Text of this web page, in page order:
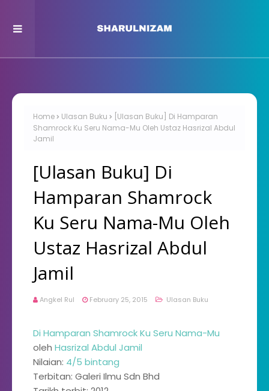
Home Ulasan Buku
[Ulasan Buku] Di Hamparan
Shamrock Ku Seru Nama-Mu Oleh Ustaz Hasrizal Abdul
Jamil
[Ulasan Buku] Di
Hamparan Shamrock
Ku Seru Nama-Mu Oleh
Ustaz Hasrizal Abdul
Jamil
Angkel Rul February 25, 2015 Ulasan Buku
Di Hamparan Shamrock Ku Seru Nama-Mu
oleh Hasrizal Abdul Jamil
Nilaian: 4/5 bintang
Terbitan: Galeri Ilmu Sdn Bhd